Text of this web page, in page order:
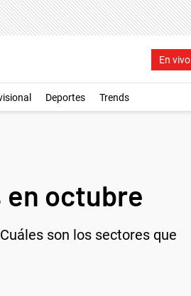
En vivo
Deportes Trends
en octubre
son los sectores que